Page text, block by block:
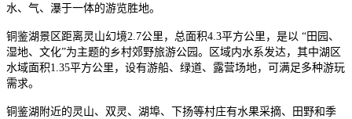
水、气、瀑于一体的游览胜地。
铜鉴湖景区距离灵山幻境2.7公里，总面积4.3平方公里，是以 “田园、
湿地、文化”为主题的乡村郊野旅游公园。区域内水系发达，其中湖区
水域面积1.35平方公里，设有游船、绿道、露营场地，可满足多种游玩
需求。
铜鉴湖附近的灵山、双灵、湖埠、下扬等村庄有水果采摘、田野和季